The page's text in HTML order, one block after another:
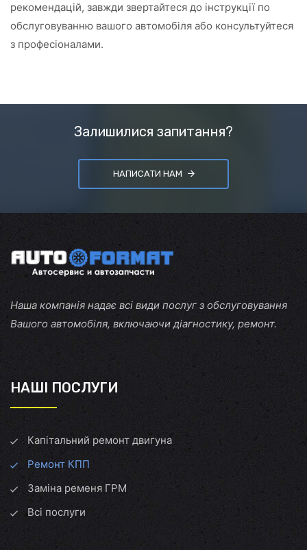
рекомендацій, завжди звертайтеся до інструкції по
обслуговуванню вашого автомобіля або консультуйтеся
з професіоналами.
Залишилися запитання?
НАПИСАТИ НАМ
Наша компанія надає всі види послуг з обслуговування
Вашого автомобіля, включаючи діагностику, ремонт.
НАШІ ПОСЛУГИ
Капітальний ремонт двигуна
Ремонт КПП
Заміна ременя ГРМ
Всі послуги